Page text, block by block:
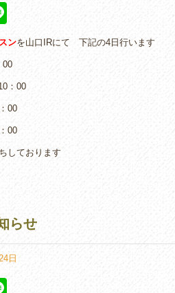
n
e
ンを山口IRにて 下記の4日行います
00
：00
00
00
しております
らせ
日